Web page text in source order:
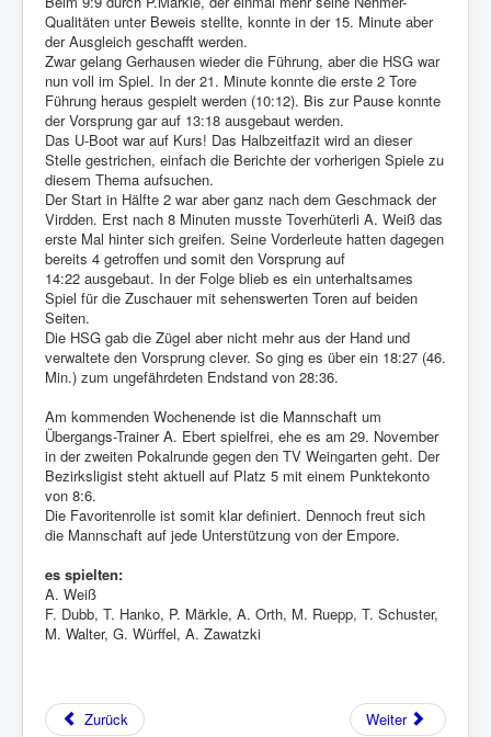
Qualitäten unter Beweis stellte, konnte in der 15. Minute aber
der Ausgleich geschafft werden.
Zwar gelang Gerhausen wieder die Führung, aber die HSG war
nun voll im Spiel. In der 21. Minute konnte die erste 2 Tore
Führung heraus gespielt werden (10:12). Bis zur Pause konnte
der Vorsprung gar auf 13:18 ausgebaut werden.
Das U-Boot war auf Kurs! Das Halbzeitfazit wird an dieser
Stelle gestrichen, einfach die Berichte der vorherigen Spiele zu
diesem Thema aufsuchen.
Der Start in Hälfte 2 war aber ganz nach dem Geschmack der
Virdden. Erst nach 8 Minuten musste Toverhüterli A. Weiß das
erste Mal hinter sich greifen. Seine Vorderleute hatten dagegen
bereits 4 getroffen und somit den Vorsprung auf
14:22 ausgebaut. In der Folge blieb es ein unterhaltsames
Spiel für die Zuschauer mit sehenswerten Toren auf beiden
Seiten.
Die HSG gab die Zügel aber nicht mehr aus der Hand und
verwaltete den Vorsprung clever. So ging es über ein 18:27 (46.
Min.) zum ungefährdeten Endstand von 28:36.
Am kommenden Wochenende ist die Mannschaft um
Übergangs-Trainer A. Ebert spielfrei, ehe es am 29. November
in der zweiten Pokalrunde gegen den TV Weingarten geht. Der
Bezirksligist steht aktuell auf Platz 5 mit einem Punktekonto
von 8:6.
Die Favoritenrolle ist somit klar definiert. Dennoch freut sich
die Mannschaft auf jede Unterstützung von der Empore.
es spielten:
A. Weiß
F. Dubb, T. Hanko, P. Märkle, A. Orth, M. Ruepp, T. Schuster,
M. Walter, G. Würffel, A. Zawatzki
Zurück Weiter